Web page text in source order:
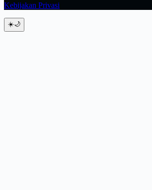
Kebijakan Privasi
☀️🌙